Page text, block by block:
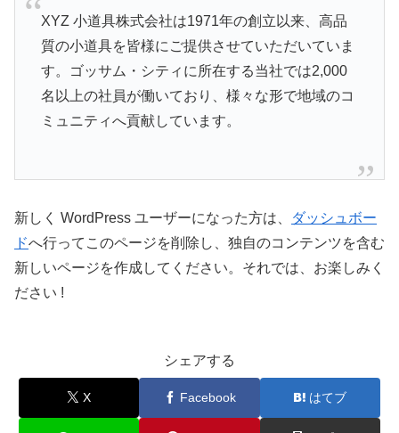
XYZ 小道具株式会社は1971年の創立以来、高品
質の小道具を皆様にご提供させていただいていま
す。ゴッサム・シティに所在する当社では2,000
名以上の社員が働いており、様々な形で地域のコ
ミュニティへ貢献しています。
新しく WordPress ユーザーになった方は、
ダッシュボー
ドへ行ってこのページを削除し、独自のコンテンツを含む
新しいページを作成してください。それでは、お楽しみく
ださい !
シェアする
X Facebook はてブ